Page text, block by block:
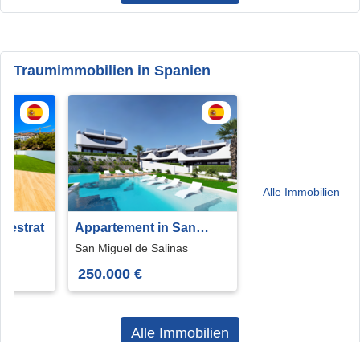
Traumimmobilien in Spanien
Appartement in San
Miguel de Salinas
San Miguel de Salinas
250.000 €
Alle Immobilien
Alle Immobilien